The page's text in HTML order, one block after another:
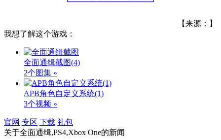
【来源：】
我想了解这个游戏：
全面通缉截图(4)
2个图集 »
APB角色自定义系统(1)
3个视频 »
官网 专区 下载 礼包
关于全面通缉,PS4,Xbox One的新闻